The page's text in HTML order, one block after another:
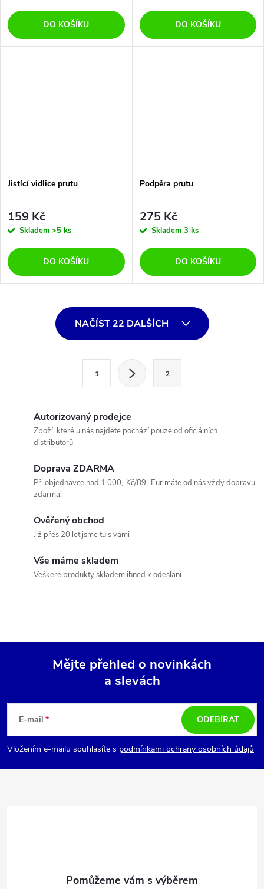
DO KOŠÍKU DO KOŠÍKU
Jistící vidlice prutu
159 Kč
Skladem >5 ks
DO KOŠÍKU
Podpěra prutu
275 Kč
Skladem 3 ks
DO KOŠÍKU
ý
u
NAČÍST 22 DALŠÍCH
1 2
Autorizovaný prodejce
Zboží, které u nás najdete pochází pouze od oficiálních
distributorů
Doprava ZDARMA
Při objednávce nad 1 000,-Kč/89,-Eur máte od nás vždy dopravu
zdarma!
Ověřený obchod
Již přes 20 let jsme tu s vámi
Vše máme skladem
Veškeré produkty skladem ihned k odeslání
p
a
Mějte přehled o novinkách
a slevách
E-mail
Vložením e-mailu souhlasíte s podmínkami ochrany osobních údajů
ODEBÍRAT